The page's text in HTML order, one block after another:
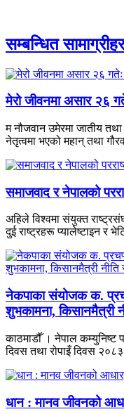
सम्बन्धित
मेरो जीवनमा असार २६
म नौजवान उमेरमा जातीय तथा
नेतृत्वमा भएको महान् तथा
समाजवाद र नेपालको
अहिले विश्वमा संयुक्त
दुई राष्ट्रहरू प्यालेष्टाइन र
नेकपाका संयोजक क.
शुभकामना, किसानमैत्री
काठमाडौँ । नेपाल कम्युनिष्ट
दिवस तथा रोपाइँ दिवस
धान : मानव जीवनको